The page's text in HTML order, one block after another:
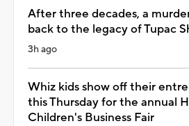
After three decades, a
back to the legacy of Tupac
3h ago
Whiz kids show off their
this Thursday for the annual
Children's Business Fair